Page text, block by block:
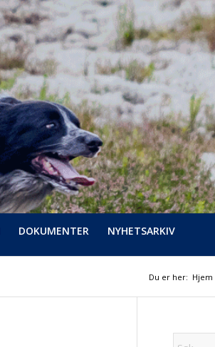
DOKUMENTER NYHETSARKIV
Du er her: Hjem